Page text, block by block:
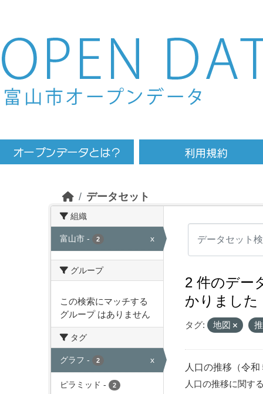
Skip to main content
データセット
組織
富山市 - 2 x
グループ
この検索にマッチする
グループ はありません
タグ
グラフ - 2 x
ピラミッド - 2
2 件のデー
かりました
タグ: 地図
人口の推移（令和
人口の推移に関す